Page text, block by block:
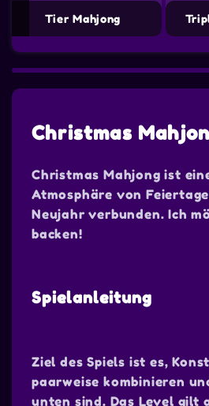
Tier Mahjong
Christmas
Christmas Mahjong ist
Atmosphäre von
Neujahr verbunden. Ich
backen!
Spielanleitung
Ziel des Spiels ist es,
paarweise kombinieren
unten sind. Das Level gilt